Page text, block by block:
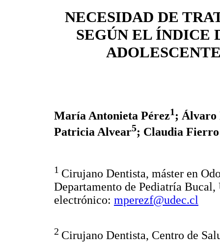
NECESIDAD DE
SEGÚN EL ÍNDICE
María Antonieta Pérez1; Álvaro
Patricia Alvear5; Claudia
1 Cirujano Dentista, máster en
Departamento de Pediatría
electrónico: mperezf@udec.cl
2 Cirujano Dentista, Centro de